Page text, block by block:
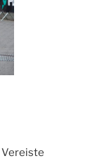
Vereiste